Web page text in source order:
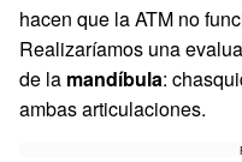
hacen que la ATM no
Realizaríamos una
de la mandíbula:
ambas articulaciones.